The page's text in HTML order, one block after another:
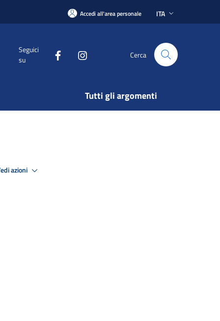
Accedi all'area personale ITA
Seguici
su
Cerca
Tutti gli argomenti
azioni